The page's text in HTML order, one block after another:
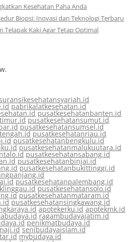
Kesehatan Paha Anda
Biopsi: Inovasi dan Teknologi Terbaru
Telapak Kaki Agar Tetap Optimal
pabrikalatkesehatan.id
pusatkesehatanbanten.id
pusatkesehatansumut.id
pusatkesehatansumsel.id
pusatkesehatanriau.id
pusatkesehatanbengkulu.id
pusatkesehatanmalukuutara.id
pusatkesehatansabang.id
pusatkesehatanbinjai.id
pusatkesehatanbukittinggi.id
pusatkesehatanpalembang.id
pusatkesehatansolo.id
pusatkesehatanmataram.id
pusatkesehatansingkawang.id
apotekerku.id apotekmk.id
ragambudayajatim.id
penikmatbudaya.id
senibudayaislam.id
mybudaya.id